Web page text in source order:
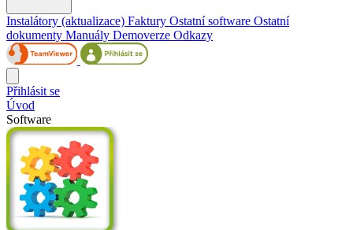
Instalátory (aktualizace) Faktury Ostatní software Ostatní
dokumenty Manuály Demoverze Odkazy
Přihlásit se
Úvod
Software